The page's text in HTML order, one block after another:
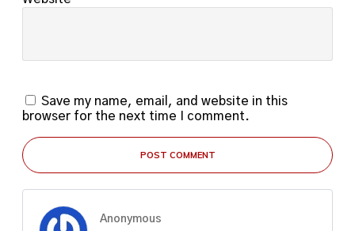
Save my name, email, and website in this
browser for the next time I comment.
POST COMMENT
Anonymous